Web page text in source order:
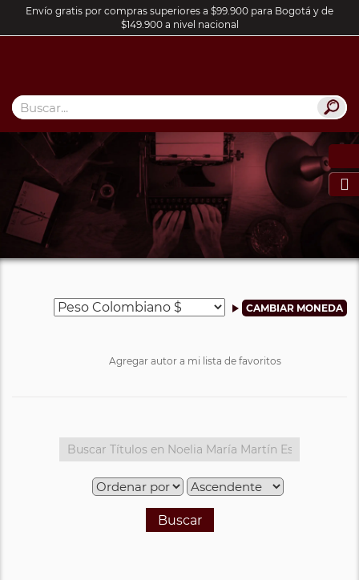
Envío gratis por compras superiores a $99.900 para Bogotá y de
$149.900 a nivel nacional

Agregar autor a mi lista de favoritos
Buscar